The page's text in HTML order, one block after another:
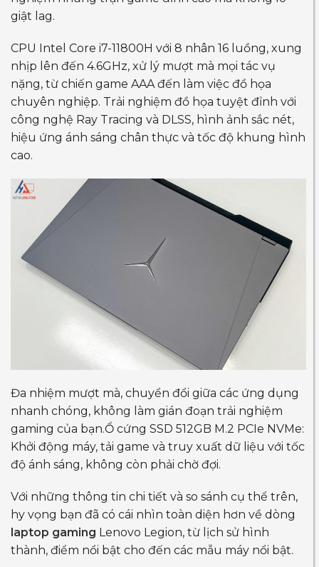
giật lag.
CPU Intel Core i7-11800H với 8 nhân 16 luồng, xung
nhịp lên đến 4.6GHz, xử lý mượt mà mọi tác vụ
nặng, từ chiến game AAA đến làm việc đồ họa
chuyên nghiệp. Trải nghiệm đồ họa tuyệt đỉnh với
công nghệ Ray Tracing và DLSS, hình ảnh sắc nét,
hiệu ứng ánh sáng chân thực và tốc độ khung hình
cao.
Đa nhiệm mượt mà, chuyển đổi giữa các ứng dụng
nhanh chóng, không làm gián đoạn trải nghiệm
gaming của bạn.Ổ cứng SSD 512GB M.2 PCIe NVMe:
Khởi động máy, tải game và truy xuất dữ liệu với tốc
độ ánh sáng, không còn phải chờ đợi.
Với những thông tin chi tiết và so sánh cụ thể trên,
hy vọng bạn đã có cái nhìn toàn diện hơn về dòng
laptop gaming Lenovo Legion, từ lịch sử hình
thành, điểm nổi bật cho đến các mẫu máy nổi bật.